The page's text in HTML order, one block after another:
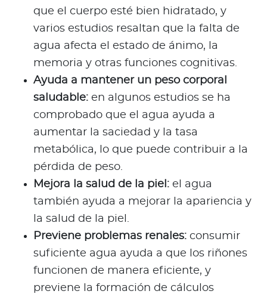
que el cuerpo esté bien hidratado, y
varios estudios resaltan que la falta de
agua afecta el estado de ánimo, la
memoria y otras funciones cognitivas.
Ayuda a mantener un peso corporal
saludable: en algunos estudios se ha
comprobado que el agua ayuda a
aumentar la saciedad y la tasa
metabólica, lo que puede contribuir a la
pérdida de peso.
Mejora la salud de la piel: el agua
también ayuda a mejorar la apariencia y
la salud de la piel.
Previene problemas renales: consumir
suficiente agua ayuda a que los riñones
funcionen de manera eficiente, y
previene la formación de cálculos